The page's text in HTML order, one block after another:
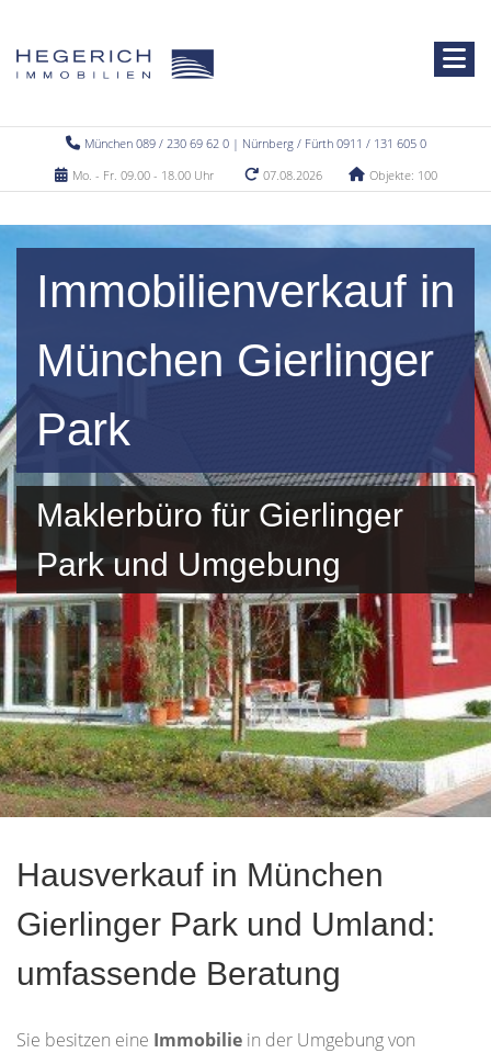
München 089 / 230 69 62 0 | Nürnberg / Fürth 0911 / 131 605 0
Mo. - Fr. 09.00 - 18.00 Uhr
07.08.2026 Objekte: 100
Immobilienverkauf in
München Gierlinger
Park
Maklerbüro für Gierlinger
Park und Umgebung
Hausverkauf in München
Gierlinger Park und Umland:
umfassende Beratung
Sie besitzen eine Immobilie in der Umgebung von